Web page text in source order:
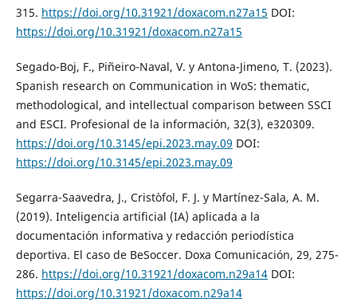
315. https://doi.org/10.31921/doxacom.n27a15 DOI:
https://doi.org/10.31921/doxacom.n27a15
Segado-Boj, F., Piñeiro-Naval, V. y Antona-Jimeno, T. (2023).
Spanish research on Communication in WoS: thematic,
methodological, and intellectual comparison between SSCI
and ESCI. Profesional de la información, 32(3), e320309.
https://doi.org/10.3145/epi.2023.may.09 DOI:
https://doi.org/10.3145/epi.2023.may.09
Segarra-Saavedra, J., Cristòfol, F. J. y Martínez-Sala, A. M.
(2019). Inteligencia artificial (IA) aplicada a la
documentación informativa y redacción periodística
deportiva. El caso de BeSoccer. Doxa Comunicación, 29, 275-
286. https://doi.org/10.31921/doxacom.n29a14DOI:
https://doi.org/10.31921/doxacom.n29a14